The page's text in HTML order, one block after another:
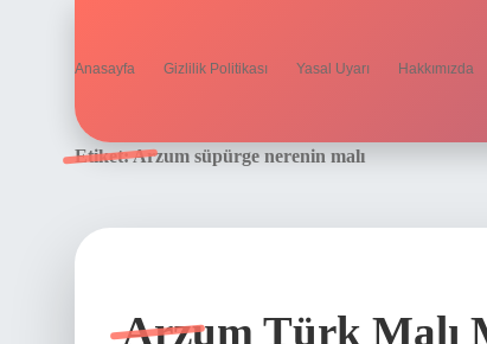
Anasayfa Gizlilik Politikası Yasal Uyarı Hakkımızda
Etiket:Arzum süpürge nerenin malı
Arzum Türk Malı